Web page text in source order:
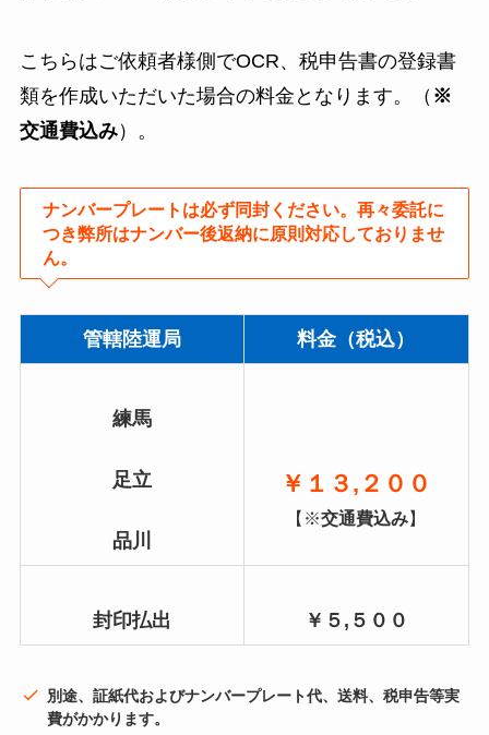
こちらはご依頼者様側でOCR、税申告書の登録書
類を作成いただいた場合の料金となります。（ ※
交通費込み）。
ナンバープレートは必ず同封ください。再々委託に
つき弊所はナンバー後返納に原則対応しておりませ
ん。
管轄陸運局 料金（税込）
練馬
足立
品川
￥１３,２００
【※交通費込み】
封印払出 ￥５,５００
別途、証紙代およびナンバープレート代、送料、税申告等実
費がかかります。